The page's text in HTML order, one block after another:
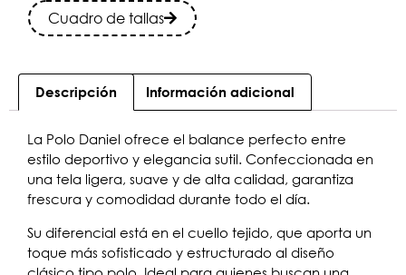
Cuadro de tallas
Descripción Información adicional
La Polo Daniel ofrece el balance perfecto entre
estilo deportivo y elegancia sutil. Confeccionada en
una tela ligera, suave y de alta calidad, garantiza
frescura y comodidad durante todo el día.
Su diferencial está en el cuello tejido, que aporta un
toque más sofisticado y estructurado al diseño